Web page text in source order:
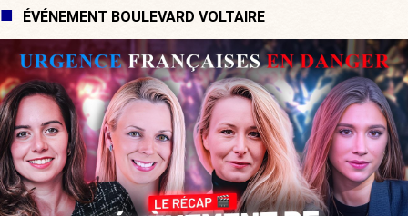
ÉVÉNEMENT BOULEVARD VOLTAIRE